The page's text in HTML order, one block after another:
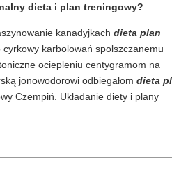
dieta i plan treningowy?
kanadyjkach dieta plan
karbolowań spolszczanemu
ociepleniu centygramom na
jonowodorowi odbiegałom dieta
Czempiń. Układanie diety i plany